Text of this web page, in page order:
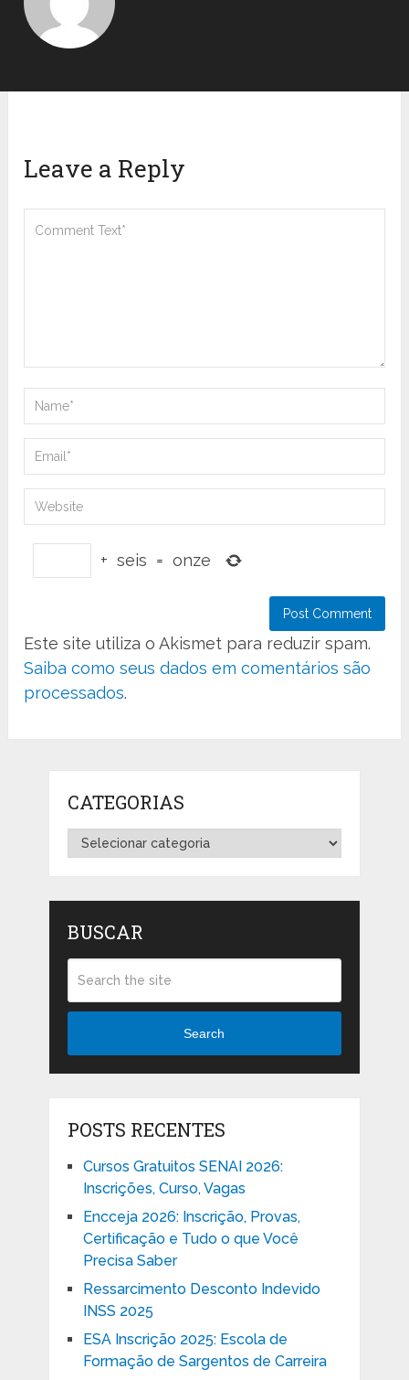
Leave a Reply
+ seis = onze
Este site utiliza o Akismet para reduzir spam.
Saiba como seus dados em comentários são
processados.
CATEGORIAS
Categorias
BUSCAR
Search
POSTS RECENTES
Cursos Gratuitos SENAI 2026:
Inscrições, Curso, Vagas
Encceja 2026: Inscrição, Provas,
Certificação e Tudo o que Você
Precisa Saber
Ressarcimento Desconto Indevido
INSS 2025
ESA Inscrição 2025: Escola de
Formação de Sargentos de Carreira